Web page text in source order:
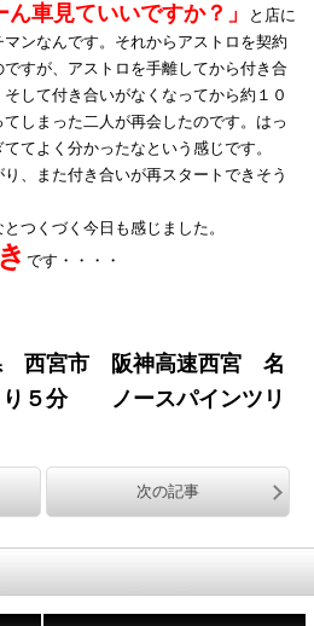
ん車見ていいですか？」
と店に
ンなんです。それからアストロを契約
すが、アストロを手離してから付き合
して付き合いがなくなってから約１０
しまった二人が再会したのです。はっ
てよく分かったなという感じです。
、また付き合いが再スタートできそう
つくづく今日も感じました。
です・・・・
西宮市 阪神高速西宮 名
り５分 ノースパインツリ
次の記事